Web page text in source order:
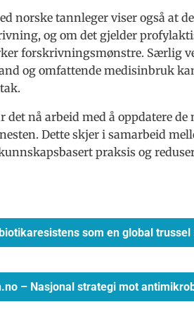
norske tannleger viser også at
og om det gjelder
forskrivningsmønstre. Særlig
og omfattende medisinbruk
det nå arbeid med å oppdatere
Dette skjer i samarbeid
praksis og
som en global trussel
– Nasjonal strategi mot